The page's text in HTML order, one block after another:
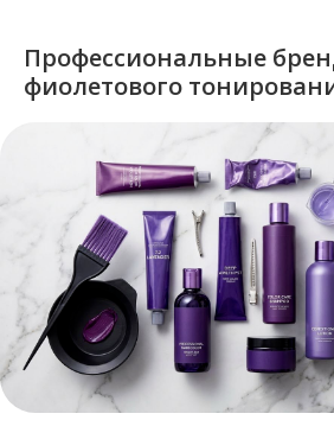
Профессиональные
фиолетового